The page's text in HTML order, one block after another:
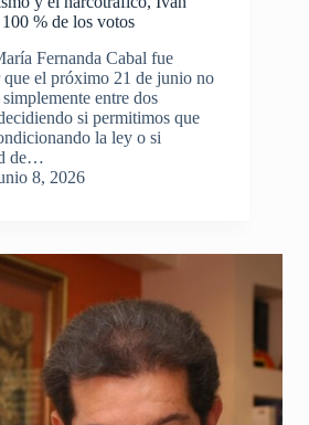
% de los votos
Fernanda Cabal fue
el próximo 21 de junio no
entre dos
si permitimos que
la ley o si
de…
8, 2026